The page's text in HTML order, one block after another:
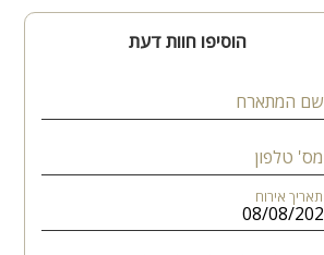
הוסיפו חוות דעת
שם המתארח
מס' טלפון
תאריך אירוח